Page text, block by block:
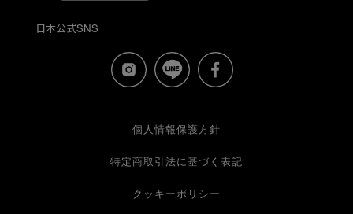
日本公式SNS
個人情報保護方針
特定商取引法に基づく表記
クッキーポリシー